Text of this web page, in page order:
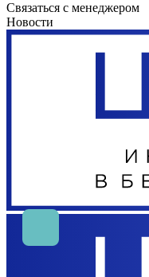
Связаться с менеджером
Новости